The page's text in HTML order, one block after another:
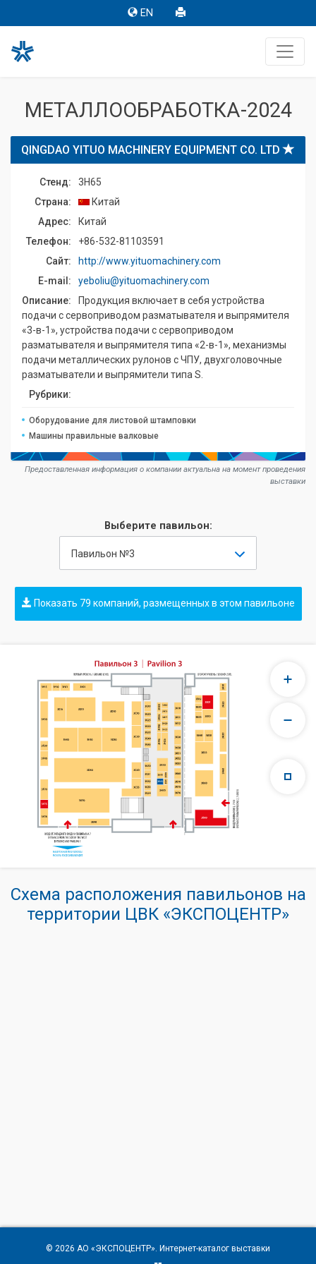
EN
МЕТАЛЛООБРАБОТКА-2024
QINGDAO YITUO MACHINERY EQUIPMENT CO. LTD
Стенд:
3H65
Страна:
Китай
Адрес:
Китай
Телефон:
+86-532-81103591
Сайт:
http://www.yituomachinery.com
E-mail:
yeboliu@yituomachinery.com
Описание:
Продукция включает в себя устройства
подачи с сервоприводом разматывателя и выпрямителя
«3-в-1», устройства подачи с сервоприводом
разматывателя и выпрямителя типа «2-в-1», механизмы
подачи металлических рулонов с ЧПУ, двухголовочные
разматыватели и выпрямители типа S.
Рубрики:
Оборудование для листовой штамповки
Машины правильные валковые
Предоставленная информация о компании актуальна на момент проведения
выставки
Выберите павильон:
Павильон №3
Показать 79 компаний, размещенных в этом павильоне
Схема расположения павильонов на
территории ЦВК «ЭКСПОЦЕНТР»
© 2026 АО «ЭКСПОЦЕНТР». Интернет-каталог выставки